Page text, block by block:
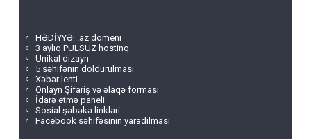
HƏDİYYƏ: .az domeni
3 aylıq PULSUZ hostinq
Unikal dizayn
5 səhifənin doldurulması
Xəbər lenti
Onlayn Şifariş və əlaqə forması
İdarə etmə paneli
Sosial şəbəkə linkləri
Facebook səhifəsinin yaradılması